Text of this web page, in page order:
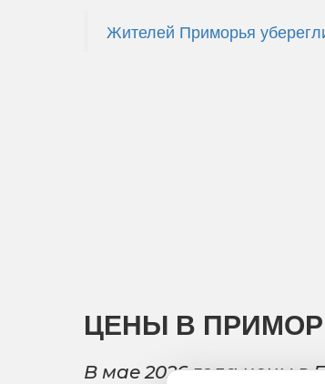
Жителей Приморья
ЦЕНЫ В
В мае 2026 года цены в